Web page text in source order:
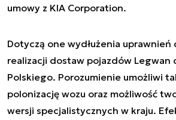
umowy z KIA Corporation.
Dotyczą one wydłużenia uprawnień
realizacji dostaw pojazdów Legwan
Polskiego. Porozumienie umożliwi
polonizację wozu oraz możliwość
wersji specjalistycznych w kraju.